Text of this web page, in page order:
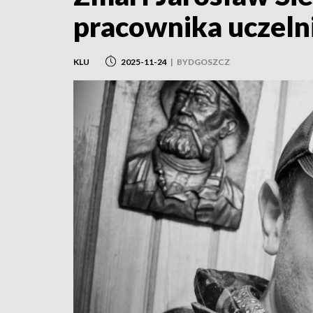
pracownika
KLU 2025-11-24 | BYDGOSZCZ